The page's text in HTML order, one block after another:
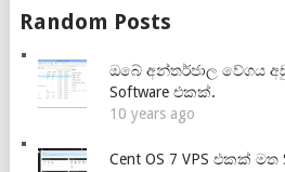
Random Posts
ඔබේ අන්තර්ජාල වේගය
Software එකක්.
10 years ago
Cent OS 7 VPS එකක් මත